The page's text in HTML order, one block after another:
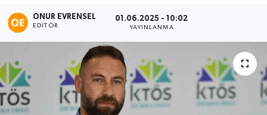
ONUR EVRENSEL
EDITÖR
01.06.2025 - 10:02
YAYINLANMA